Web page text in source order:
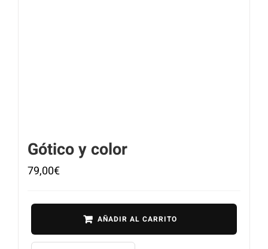
Gótico y color
79,00€
AÑADIR AL CARRITO